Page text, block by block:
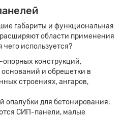
габариты и функциональная
области применения
используется?
опорных конструкций,
и обрешетки в
строениях, ангаров,
опалубки для бетонирования.
СИП-панели, малые